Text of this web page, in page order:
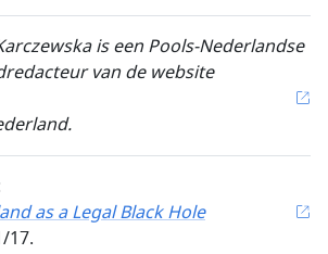
is een Pools-Nederlandse
van de website
as a Legal Black Hole
17.